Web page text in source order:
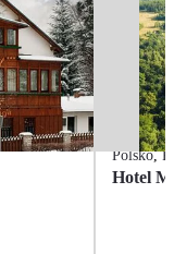
Polsko,
Hotel